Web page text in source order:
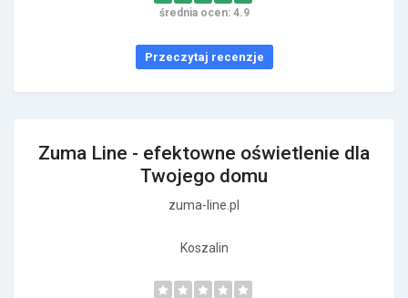
średnia ocen: 4.9
Przeczytaj recenzje
Zuma Line - efektowne oświetlenie dla
Twojego domu
zuma-line.pl
Koszalin